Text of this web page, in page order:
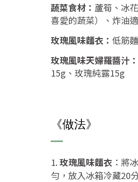
蔬菜食材： 蘆筍、冰
喜愛的蔬菜）、炸油
玫瑰風味麵衣： 低筋
玫瑰風味天婦羅醬汁：
15g、玫瑰純露15g
《做法》
1.玫瑰風味麵衣 ：將
勻，放入冰箱冷藏20